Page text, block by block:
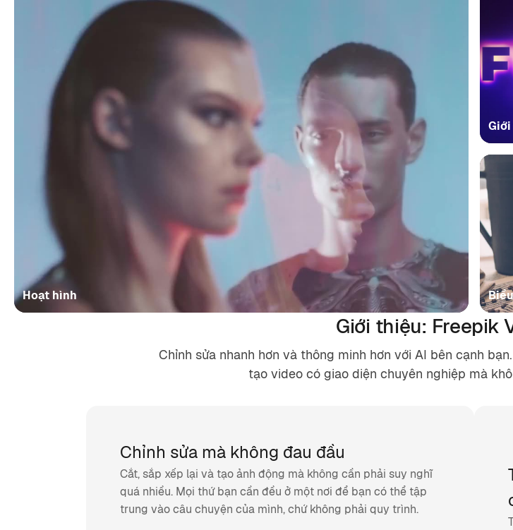
Hoạt hình
Giới thiệu: Freepik
Chỉnh sửa nhanh hơn và thông minh hơn với AI bên cạnh
tạo video có giao diện chuyên nghiệp mà
Chỉnh sửa mà không đau đầu
Cắt, sắp xếp lại và tạo ảnh động mà không cần phải suy nghĩ
quá nhiều. Mọi thứ bạn cần đều ở một nơi để bạn có thể tập
trung vào câu chuyện của mình, chứ không phải quy trình.